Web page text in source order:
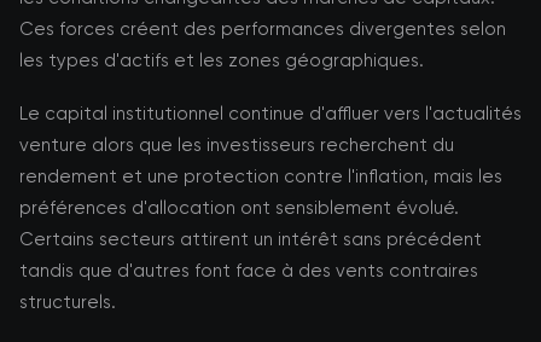
Ces forces créent des performances divergentes selon
les types d'actifs et les zones géographiques.
Le capital institutionnel continue d'affluer vers l'actualités
venture alors que les investisseurs recherchent du
rendement et une protection contre l'inflation, mais les
préférences d'allocation ont sensiblement évolué.
Certains secteurs attirent un intérêt sans précédent
tandis que d'autres font face à des vents contraires
structurels.